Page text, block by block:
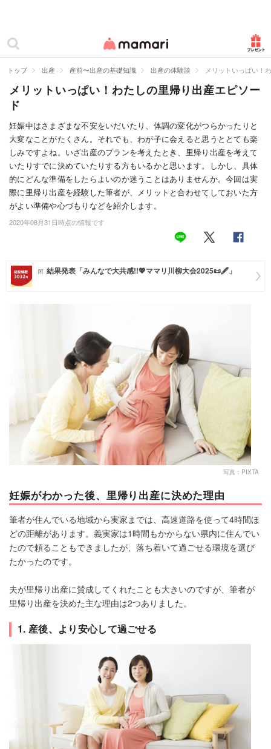
ママリ
カテゴリー一覧
妊娠
赤ちゃん・育児
子育て・家族
病院
住まい
トップ 出産 産前〜出産の基礎知識 出産の体験談 メリットいっぱい！
メリットいっぱい！わたしの里帰り出産エピソー
ド
妊娠中はさまざまな不安をいだいたり、体調の変化がつらかったりと
大変なことがたくさん。それでも、わが子に会えると思うととても楽
しみですよね。いざ出産のプランを考えたとき、里帰り出産を考えて
いたりすでに決めていたりする方もいるかと思います。しかし、具体
的にどんな準備をしたらよいのか迷うことはありませんか。今回は実
際に里帰り出産を経験した筆者が、メリットと合わせてしておいた方
がよい準備や心づもりなどを紹介します。
2020年08月31日時点の情報です
結果発表「みんなで大共感!!💖ママリ川柳大会2025📜🖋️」
写真：PIXTA
妊娠がわかった後、里帰り出産に決めた理由
筆者が住んでいる地域から実家までは、高速道路を使って4時間ほ
どの距離があります。義実家は1時間もかからない県内に住んでい
たので頼ることもできましたが、落ち着いて過ごせる環境を選び
たかったのです。
夫が里帰り出産に賛成してくれたことも大きいのですが、筆者が
里帰り出産を決めた主な理由は2つありました。
1. 産後、より安心して過ごせる